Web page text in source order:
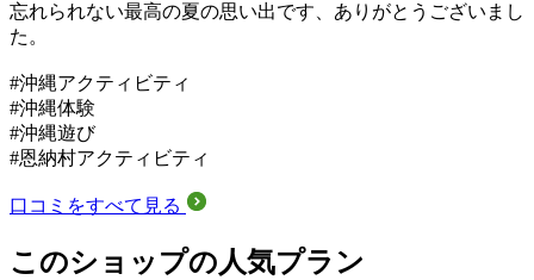
忘れられない最高の夏の思い出です、ありがとうございまし
た。
#沖縄アクティビティ
#沖縄体験
#沖縄遊び
#恩納村アクティビティ
口コミをすべて見る
このショップの人気プラン